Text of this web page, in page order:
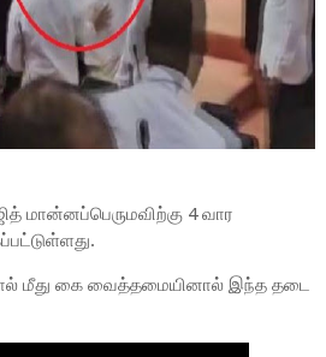
மான்னப்பெருமவிற்கு 4 வார
மீது கை வைத்தமையினால் இந்த தடை